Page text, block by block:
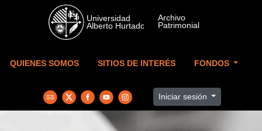
Skip to main content
QUIENES SOMOS SITIOS DE INTERÉS FONDOS
Iniciar sesión